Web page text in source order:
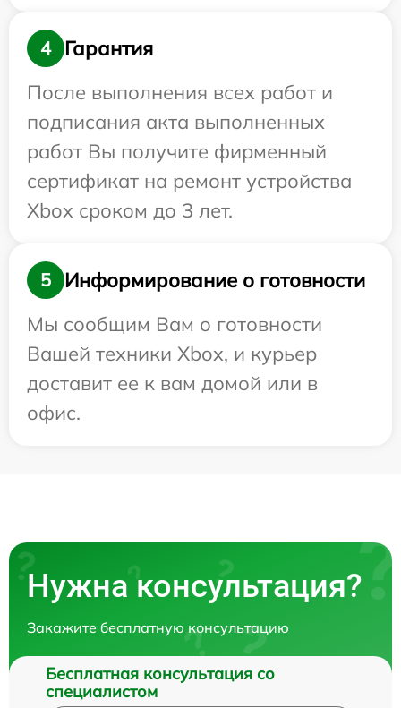
4
Гарантия
После выполнения всех работ и
подписания акта выполненных
работ Вы получите фирменный
сертификат на ремонт устройства
Xbox сроком до 3 лет.
5
Информирование о готовности
Мы сообщим Вам о готовности
Вашей техники Xbox, и курьер
доставит ее к вам домой или в
офис.
Нужна консультация?
Закажите бесплатную консультацию
Бесплатная консультация со
специалистом